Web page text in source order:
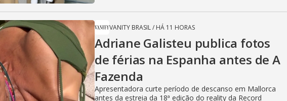
VANITY BRASIL/ HÁ 11 HORAS
Adriane Galisteu publica fotos
de férias na Espanha antes de A
Fazenda
Apresentadora curte período de descanso em Mallorca
antes da estreia da 18ª edição do reality da Record